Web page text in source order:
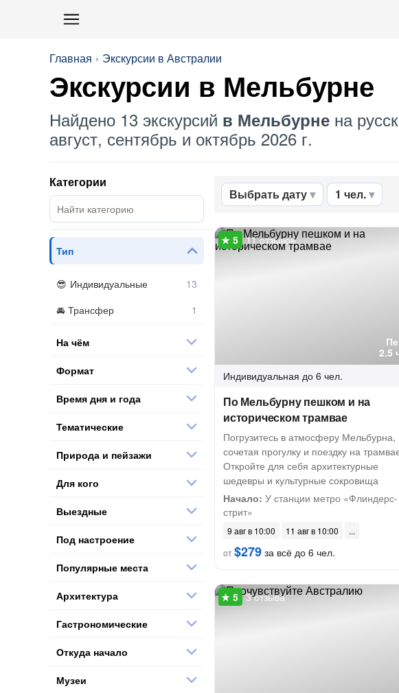
Главная Экскурсии в Австралии
Экскурсии в Мельбурне
Найдено 13 экскурсий в Мельбурне на
август, сентябрь и октябрь 2026 г.
Выбрать дату 1 чел.
2.5
11 отзывов
Индивидуальная до 6 чел.
По Мельбурну пешком и на
историческом трамвае
Погрузитесь в атмосферу Мельбурна,
сочетая прогулку и поездку на
Откройте для себя архитектурные
шедевры и культурные сокровища
Начало: У станции метро «Флиндерс-
стрит»
9 авг в 10:00
11 авг в 10:00
от$279 за всё до 6 чел.
3 отзыва
Категории
Тип
Индивидуальные
Трансфер
На чём
Формат
Время дня и года
Тематические
Природа и пейзажи
Для кого
Выездные
Под настроение
Популярные места
Архитектура
Гастрономические
Откуда начало
Музеи